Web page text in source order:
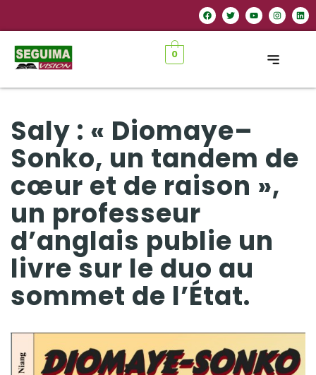
0
Saly : « Diomaye–
Sonko, un tandem de
cœur et de raison »,
un professeur
d’anglais publie un
livre sur le duo au
sommet de l’État.